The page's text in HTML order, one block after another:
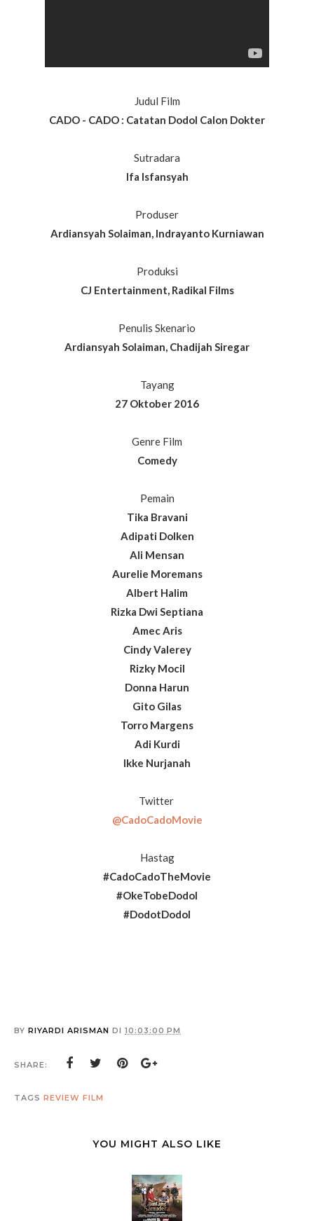
Judul Film
CADO - CADO : Catatan Dodol Calon Dokter
Sutradara
Ifa Isfansyah
Produser
Ardiansyah Solaiman, Indrayanto Kurniawan
Produksi
CJ Entertainment, Radikal Films
Penulis Skenario
Ardiansyah Solaiman, Chadijah Siregar
Tayang
27 Oktober 2016
Genre Film
Comedy
Pemain
Tika Bravani
Adipati Dolken
Ali Mensan
Aurelie Moremans
Albert Halim
Rizka Dwi Septiana
Amec Aris
Cindy Valerey
Rizky Mocil
Donna Harun
Gito Gilas
Torro Margens
Adi Kurdi
Ikke Nurjanah
Twitter
@CadoCadoMovie
Hastag
#CadoCadoTheMovie
#OkeTobeDodol
#DodotDodol
BY RIYARDI ARISMAN DI 10:03:00 PM
SHARE:
TAGS REVIEW FILM
YOU MIGHT ALSO LIKE